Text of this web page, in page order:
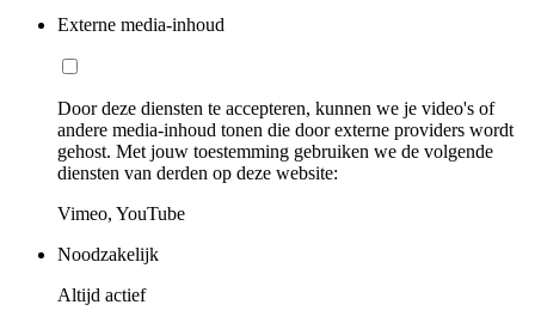
Externe media-inhoud
Door deze diensten te accepteren, kunnen we je video's of
andere media-inhoud tonen die door externe providers wordt
gehost. Met jouw toestemming gebruiken we de volgende
diensten van derden op deze website:
Vimeo, YouTube
Noodzakelijk
Altijd actief